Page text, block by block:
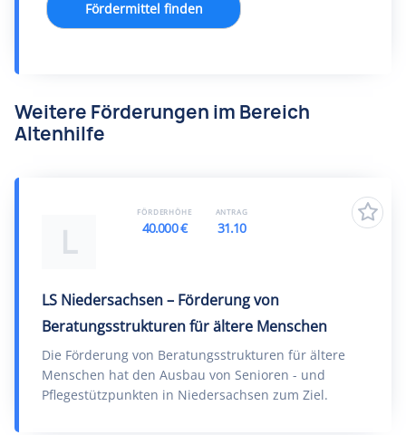
Fördermittel finden
Weitere Förderungen im Bereich
Altenhilfe
L
LS Niedersachsen – Förderung von
Beratungsstrukturen für ältere Menschen
Die Förderung von Beratungsstrukturen für ältere
Menschen hat den Ausbau von Senioren - und
Pflegestützpunkten in Niedersachsen zum Ziel.
FÖRDERHÖHE
40.000 €
ANTRAG
31.10